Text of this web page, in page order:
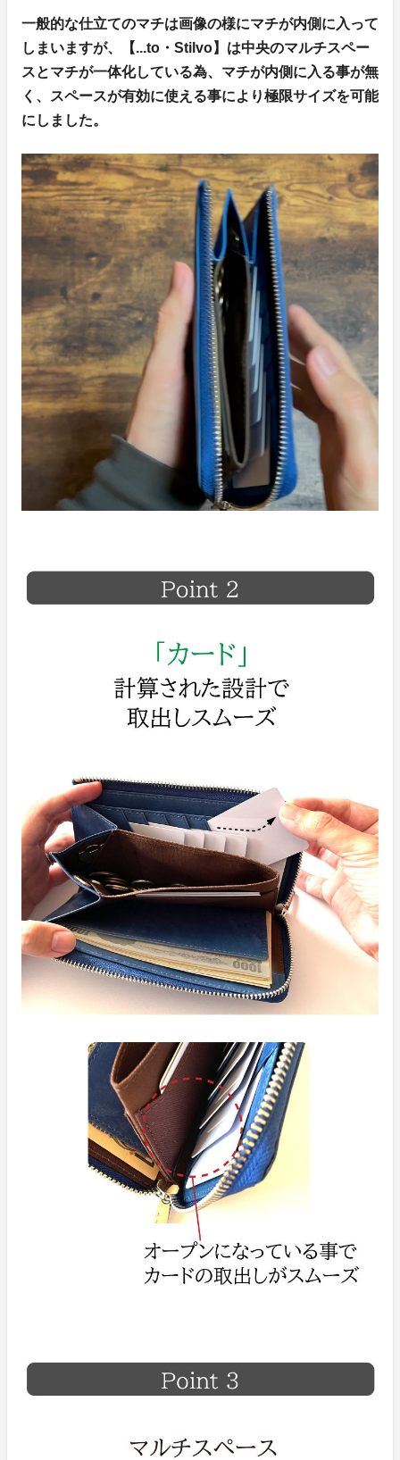
一般的な仕立てのマチは画像の様にマチが内側に入って
しまいますが、【...to・Stilvo】は中央のマルチスペー
スとマチが一体化している為、マチが内側に入る事が無
く、スペースが有効に使える事により極限サイズを可能
にしました。